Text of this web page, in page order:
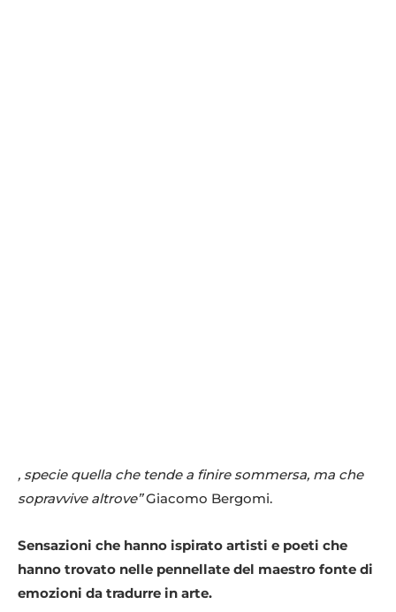
, specie quella che tende a finire sommersa, ma che
sopravvive altrove”Giacomo Bergomi.
Sensazioni che hanno ispirato artisti e poeti che
hanno trovato nelle pennellate del maestro fonte di
emozioni da tradurre in arte.